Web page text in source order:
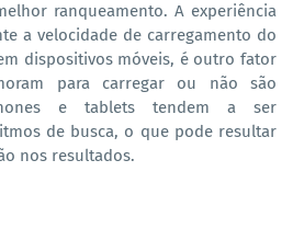
ranqueamento. A experiência
a velocidade de carregamento do
dispositivos móveis, é outro fator
para carregar ou não são
e tablets tendem a ser
de busca, o que pode resultar
nos resultados.